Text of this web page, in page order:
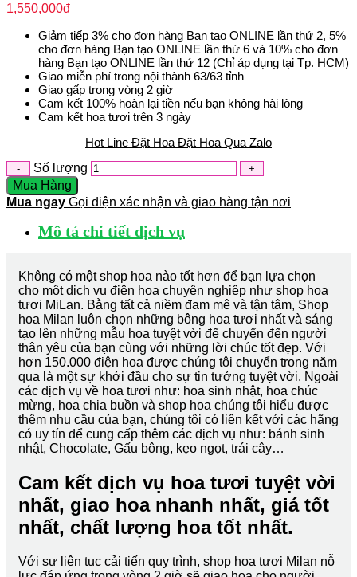
1,550,000đ
Giảm tiếp 3% cho đơn hàng Bạn tạo ONLINE lần thứ 2, 5%
cho đơn hàng Bạn tạo ONLINE lần thứ 6 và 10% cho đơn
hàng Bạn tạo ONLINE lần thứ 12 (Chỉ áp dụng tại Tp. HCM)
Giao miễn phí trong nội thành 63/63 tỉnh
Giao gấp trong vòng 2 giờ
Cam kết 100% hoàn lại tiền nếu bạn không hài lòng
Cam kết hoa tươi trên 3 ngày
Hot Line Đặt Hoa Đặt Hoa Qua Zalo
Số lượng
Mua Hàng
Mua ngay Gọi điện xác nhận và giao hàng tận nơi
Mô tả chi tiết dịch vụ
Không có một shop hoa nào tốt hơn để bạn lựa chọn
cho một dịch vụ điện hoa chuyên nghiệp như shop hoa
tươi MiLan. Bằng tất cả niềm đam mê và tận tâm, Shop
hoa Milan luôn chọn những bông hoa tươi nhất và sáng
tạo lên những mẫu hoa tuyệt vời để chuyển đến người
thân yêu của bạn cùng với những lời chúc tốt đẹp. Với
hơn 150.000 điện hoa được chúng tôi chuyển trong năm
qua là một sự khởi đầu cho sự tin tưởng tuyệt vời. Ngoài
các dịch vụ về hoa tươi như: hoa sinh nhật, hoa chúc
mừng, hoa chia buồn và shop hoa chúng tôi hiểu được
thêm nhu cầu của bạn, chúng tôi có liên kết với các hãng
có uy tín để cung cấp thêm các dịch vụ như: bánh sinh
nhật, Chocolate, Gấu bông, kẹo ngọt, trái cây…
Cam kết dịch vụ hoa tươi tuyệt vời
nhất, giao hoa nhanh nhất, giá tốt
nhất, chất lượng hoa tốt nhất.
Với sự liên tục cải tiến quy trình, shop hoa tươi Milan nỗ